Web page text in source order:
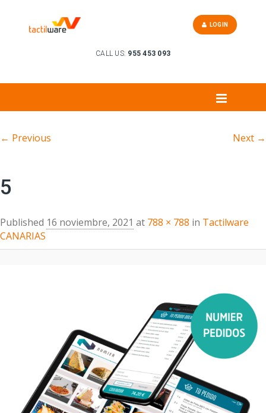
CALL US: 955 453 093
LOGIN
Image navigation
← Previous Next →
5
Published 16 noviembre, 2021 at 788 × 788 in Tactilware
CANARIAS